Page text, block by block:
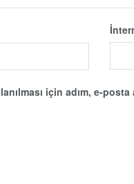
için adım, e-